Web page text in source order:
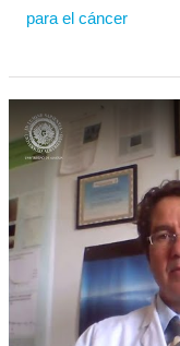
para el cáncer